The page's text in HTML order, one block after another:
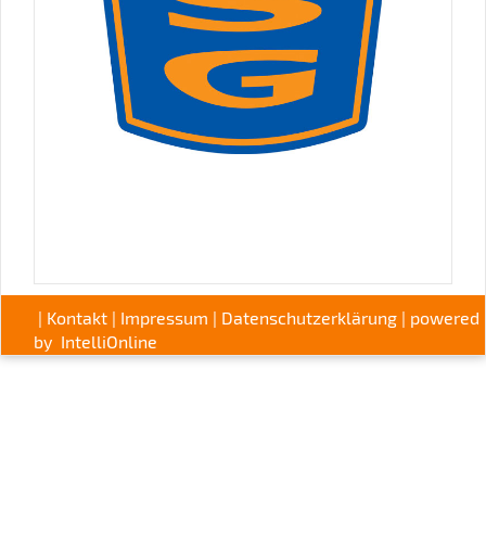
| Kontakt | Impressum | Datenschutzerklärung | powered
by IntelliOnline